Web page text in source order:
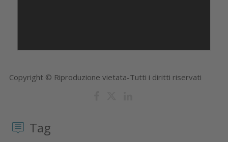
Copyright © Riproduzione vietata-Tutti i diritti riservati
Tag